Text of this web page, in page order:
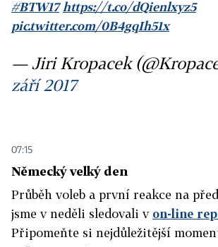
#BTW17 https://t.co/dQienlxyz5
pic.twitter.com/0B4gqIh51x
— Jiri Kropacek
září 2017
07:15
Německý velký den
Průběh voleb a první reakce na
jsme v neděli sledovali v on-line
Připomeňte si nejdůležitější